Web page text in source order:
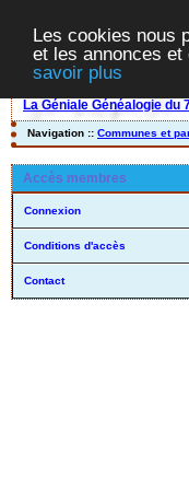
Les cookies nous
et les annonces
savoir plus
La Géniale Généalogie du
Navigation :: Communes et
Accès membres
Connexion
Conditions d'accès
Contact